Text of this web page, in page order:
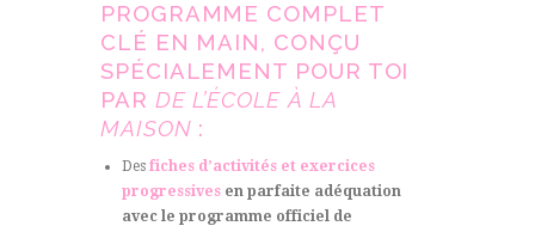
PROGRAMME COMPLET
CLÉ EN MAIN, CONÇU
SPÉCIALEMENT POUR TOI
PAR DE L’ÉCOLE À LA
MAISON :
Des fiches d’activités et exercices
progressives en parfaite adéquation
avec le programme officiel de